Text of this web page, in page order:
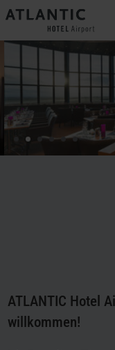
ATLANTIC Hotel
willkommen!